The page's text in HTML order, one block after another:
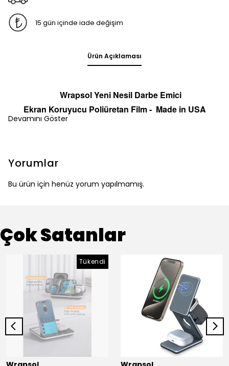
15 gün içinde iade değişim
Ürün Açıklaması
Wrapsol Yeni Nesil Darbe Emici
Ekran Koruyucu Poliüretan Film - Made in USA
Devamını Göster
Yorumlar
Bu ürün için henüz yorum yapılmamış.
Çok Satanlar
Tükendi